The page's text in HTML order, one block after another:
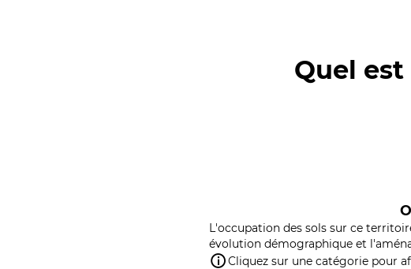
Quel
L'occupation des sols sur ce
évolution démographique et
Cliquez sur une catégorie pour